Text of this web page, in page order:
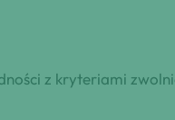
z kryteriami